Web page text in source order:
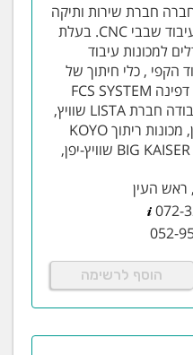
חברת שירות ותיקה
במתן שירות טכני למכונות עיבוד שבבי CNC. בעלת
למכונות עיבוד
הקפי , כלי חיתוך של
חברת HAIMER גרמניה, דפינה FCS SYSTEM
איטליה, אחסון וארגון חלל עבודה חברת LISTA שוויץ,
כלי חריטה ACHTECK סין, מכונות ריתוך KOYO
072-
052-
הוסף לרשימה